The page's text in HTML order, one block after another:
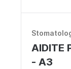
AIDITE
- A3